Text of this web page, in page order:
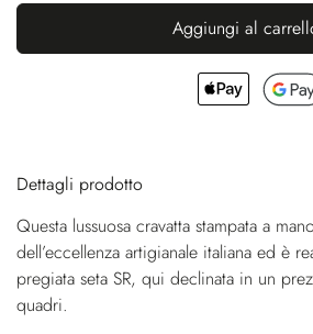
Aggiungi al
Dettagli prodotto
Questa lussuosa cravatta stampata a
dell’eccellenza artigianale italiana ed è
pregiata seta SR, qui declinata in un
quadri.